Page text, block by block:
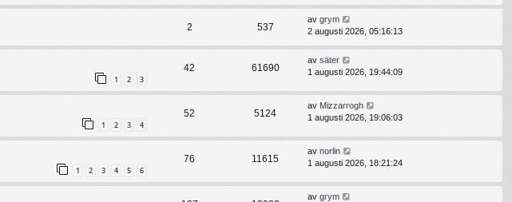
2 537
av grym
2 augusti 2026, 05:16:13
1 2 3
42 61690
av säter
1 augusti 2026, 19:44:09
1 2 3 4
52 5124
av Mizzarrogh
1 augusti 2026, 19:06:03
1 2 3 4 5 6
76 11615
av norlin
1 augusti 2026, 18:21:24
av grym